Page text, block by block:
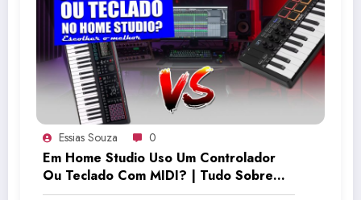
Essias Souza 0
Em Home Studio Uso Um Controlador
Ou Teclado Com MIDI? | Tudo Sobre
Teclado Musical